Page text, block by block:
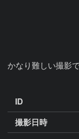
かなり難しい撮影で
ID
撮影日時